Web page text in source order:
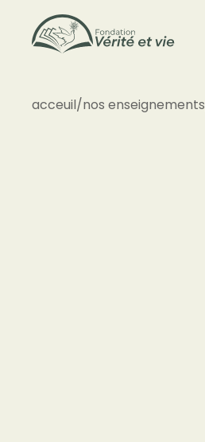
acceuil/nos enseignements